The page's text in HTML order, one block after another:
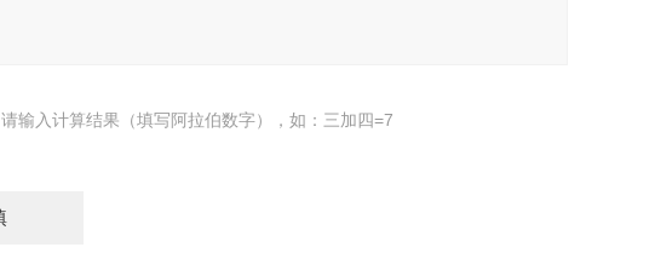
请输入计算结果（填写阿拉伯数字），如：三加四=7